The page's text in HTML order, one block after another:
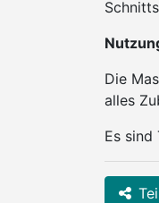
Die
alles
Es sind